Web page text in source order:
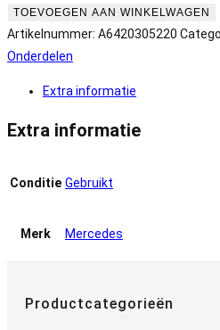
TOEVOEGEN AAN WINKELWAGEN
Artikelnummer: A6420305220
Onderdelen
Extra informatie
Extra informatie
Conditie Gebruikt
Merk Mercedes
Productcategorieën